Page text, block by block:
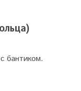
бантиком.